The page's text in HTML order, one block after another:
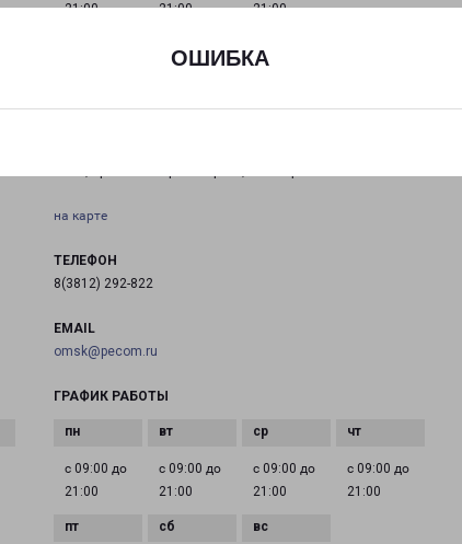
ОШИБКА
21:00
21:00
21:00
на карте
ТЕЛЕФОН
8(3812) 292-822
EMAIL
omsk@pecom.ru
ГРАФИК РАБОТЫ
с 09:00 до
21:00
с 09:00 до
21:00
с 09:00 до
21:00
с 09:00 до
21:00